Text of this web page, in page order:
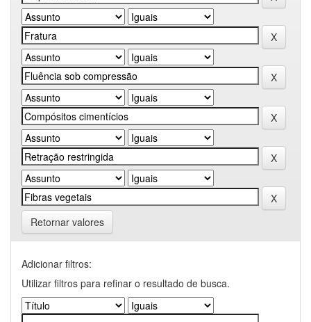
Retornar valores
Adicionar filtros:
Utilizar filtros para refinar o resultado de busca.